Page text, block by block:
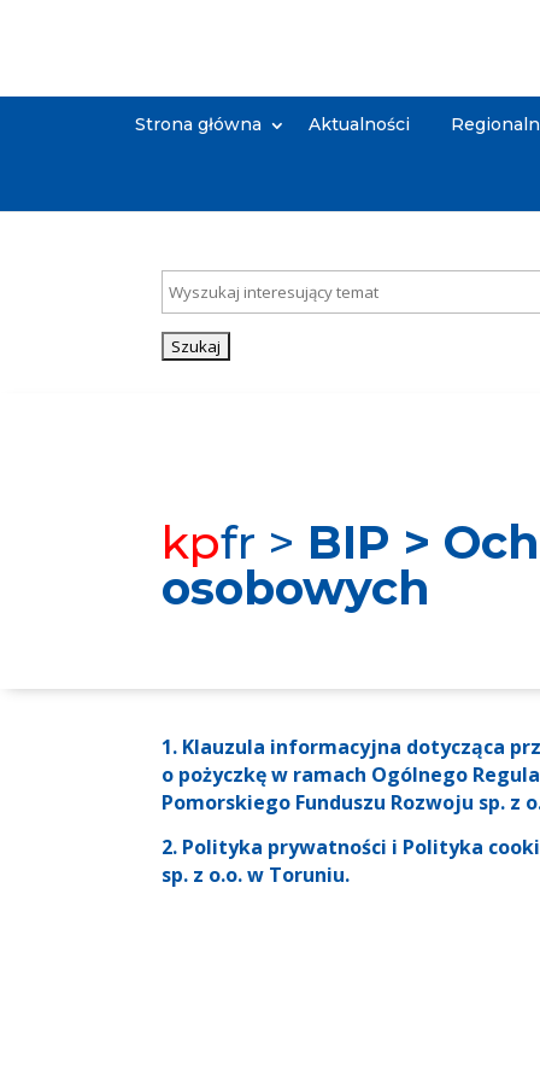
Strona główna Aktualności
Szukaj:
Search
kpfr > BIP >
osobowych
1. Klauzula informacyjna dotycząca
o pożyczkę w ramach Ogólnego
Pomorskiego Funduszu Rozwoju sp. z
2. Polityka prywatności i Polityka
sp. z o.o. w Toruniu.